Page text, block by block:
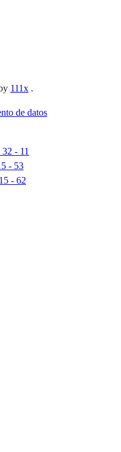
111x .
de datos
- 11
- 53
- 62